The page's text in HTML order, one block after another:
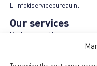
E: info@servicebureau.nl
Our services
Marketing Fulfilment
Refund-Repair-Return